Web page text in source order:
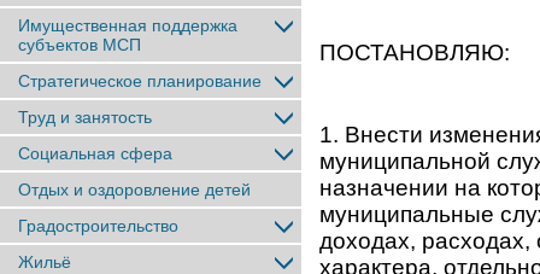
Имущественная поддержка
субъектов МСП
Стратегическое планирование
Труд и занятость
Социальная сфера
Отдых и оздоровление детей
Градостроительство
Жильё
ПОСТАНОВЛЯЮ:
1. Внести
муниципальной
назначении на
муниципальные
доходах,
характера,